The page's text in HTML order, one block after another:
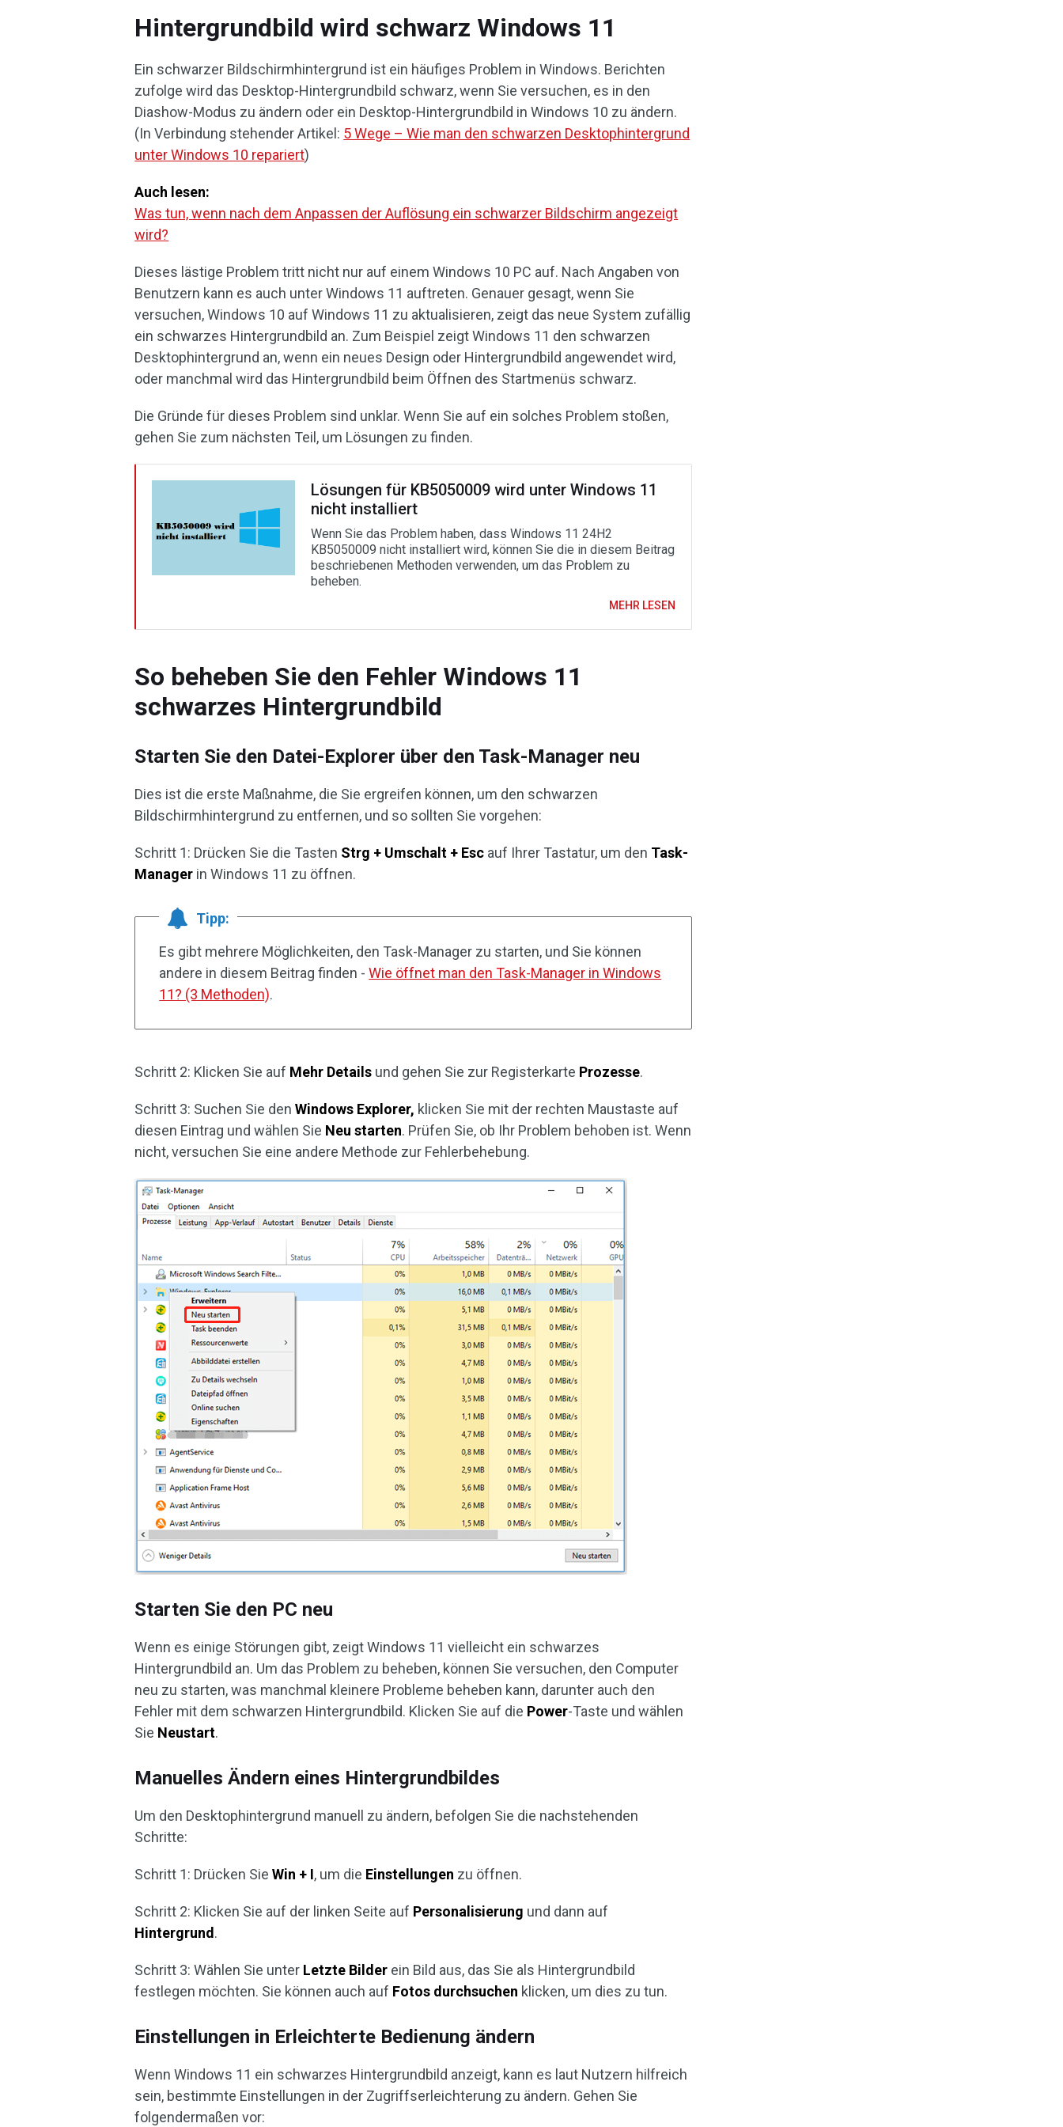
Hintergrundbild wird schwarz Windows 11
Ein schwarzer Bildschirmhintergrund ist ein häufiges Problem in Windows. Berichten
zufolge wird das Desktop-Hintergrundbild schwarz, wenn Sie versuchen, es in den
Diashow-Modus zu ändern oder ein Desktop-Hintergrundbild in Windows 10 zu ändern.
(In Verbindung stehender Artikel: 5 Wege – Wie man den schwarzen Desktophintergrund
unter Windows 10 repariert)
Auch lesen:
Was tun, wenn nach dem Anpassen der Auflösung ein schwarzer Bildschirm angezeigt
wird?
Dieses lästige Problem tritt nicht nur auf einem Windows 10 PC auf. Nach Angaben von
Benutzern kann es auch unter Windows 11 auftreten. Genauer gesagt, wenn Sie
versuchen, Windows 10 auf Windows 11 zu aktualisieren, zeigt das neue System zufällig
ein schwarzes Hintergrundbild an. Zum Beispiel zeigt Windows 11 den schwarzen
Desktophintergrund an, wenn ein neues Design oder Hintergrundbild angewendet wird,
oder manchmal wird das Hintergrundbild beim Öffnen des Startmenüs schwarz.
Die Gründe für dieses Problem sind unklar. Wenn Sie auf ein solches Problem stoßen,
gehen Sie zum nächsten Teil, um Lösungen zu finden.
Lösungen für KB5050009 wird unter Windows 11
nicht installiert
Wenn Sie das Problem haben, dass Windows 11 24H2
KB5050009 nicht installiert wird, können Sie die in diesem Beitrag
beschriebenen Methoden verwenden, um das Problem zu
beheben.
MEHR LESEN
So beheben Sie den Fehler Windows 11
schwarzes Hintergrundbild
Starten Sie den Datei-Explorer über den Task-Manager neu
Dies ist die erste Maßnahme, die Sie ergreifen können, um den schwarzen
Bildschirmhintergrund zu entfernen, und so sollten Sie vorgehen:
Schritt 1: Drücken Sie die Tasten Strg + Umschalt + Esc auf Ihrer Tastatur, um den Task-
Manager in Windows 11 zu öffnen.
Tipp:
Es gibt mehrere Möglichkeiten, den Task-Manager zu starten, und Sie können
andere in diesem Beitrag finden -Wie öffnet man den Task-Manager in Windows
11? (3 Methoden).
Schritt 2: Klicken Sie auf Mehr Details und gehen Sie zur Registerkarte Prozesse.
Schritt 3: Suchen Sie denWindows Explorer, klicken Sie mit der rechten Maustaste auf
diesen Eintrag und wählen Sie Neu starten. Prüfen Sie, ob Ihr Problem behoben ist. Wenn
nicht, versuchen Sie eine andere Methode zur Fehlerbehebung.
Starten Sie den PC neu
Wenn es einige Störungen gibt, zeigt Windows 11 vielleicht ein schwarzes
Hintergrundbild an. Um das Problem zu beheben, können Sie versuchen, den Computer
neu zu starten, was manchmal kleinere Probleme beheben kann, darunter auch den
Fehler mit dem schwarzen Hintergrundbild. Klicken Sie auf die Power-Taste und wählen
Sie Neustart.
Manuelles Ändern eines Hintergrundbildes
Um den Desktophintergrund manuell zu ändern, befolgen Sie die nachstehenden
Schritte:
Schritt 1: Drücken SieWin + I, um die Einstellungen zu öffnen.
Schritt 2: Klicken Sie auf der linken Seite auf Personalisierung und dann auf
Hintergrund .
Schritt 3: Wählen Sie unter Letzte Bilder ein Bild aus, das Sie als Hintergrundbild
festlegen möchten. Sie können auch auf Fotos durchsuchen klicken, um dies zu tun.
Einstellungen in Erleichterte Bedienung ändern
Wenn Windows 11 ein schwarzes Hintergrundbild anzeigt, kann es laut Nutzern hilfreich
sein, bestimmte Einstellungen in der Zugriffserleichterung zu ändern. Gehen Sie
folgendermaßen vor: